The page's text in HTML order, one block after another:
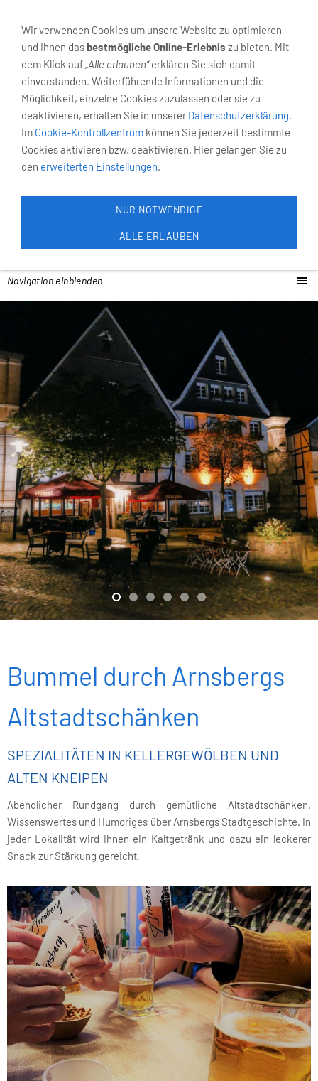
Navigation einblenden
Bummel durch Arnsbergs
Altstadtschänken
SPEZIALITÄTEN IN KELLERGEWÖLBEN UND
ALTEN KNEIPEN
Abendlicher Rundgang durch gemütliche Altstadtschänken.
Wissenswertes und Humoriges über Arnsbergs Stadtgeschichte. In
jeder Lokalität wird Ihnen ein Kaltgetränk und dazu ein leckerer
Snack zur Stärkung gereicht.
Wir verwenden Cookies um unsere Website zu optimieren
und Ihnen dasbestmögliche Online-Erlebnis zu bieten. Mit
dem Klick auf„Alle erlauben“erklären Sie sich damit
einverstanden. Weiterführende Informationen und die
Möglichkeit, einzelne Cookies zuzulassen oder sie zu
deaktivieren, erhalten Sie in unserer Datenschutzerklärung.
Im Cookie-Kontrollzentrum können Sie jederzeit bestimmte
Cookies aktivieren bzw. deaktivieren. Hier gelangen Sie zu
den erweiterten Einstellungen.
NUR NOTWENDIGE
ALLE ERLAUBEN